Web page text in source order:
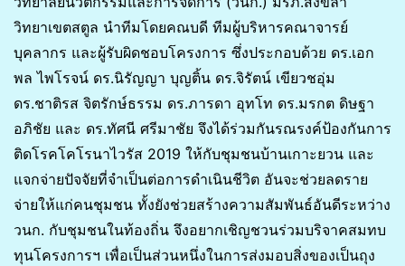
วิทยาเขตสตูล นำทีมโดยคณบดี ทีมผู้บริหารคณาจารย์
บุคลากร และผู้รับผิดชอบโครงการ ซึ่งประกอบด้วย ดร.เอก
พล ไพโรจน์ ดร.นิรัญญา บุญติ้น ดร.จิรัตน์ เขียวชอุ่ม
ดร.ชาติรส จิตรักษ์ธรรม ดร.ภารดา อุทโท ดร.มรกต ดิษฐา
อภิชัย และ ดร.ทัศนี ศรีมาชัย จึงได้ร่วมกันรณรงค์ป้องกันการ
ติดโรคโคโรนาไวรัส 2019 ให้กับชุมชนบ้านเกาะยวน และ
แจกจ่ายปัจจัยที่จำเป็นต่อการดำเนินชีวิต อันจะช่วยลดราย
จ่ายให้แก่คนชุมชน ทั้งยังช่วยสร้างความสัมพันธ์อันดีระหว่าง
วนก. กับชุมชนในท้องถิ่น จึงอยากเชิญชวนร่วมบริจาคสมทบ
ทุนโครงการฯ เพื่อเป็นส่วนหนึ่งในการส่งมอบสิ่งของเป็นถุง